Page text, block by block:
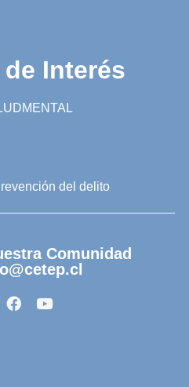
Interés
del delito
Comunidad